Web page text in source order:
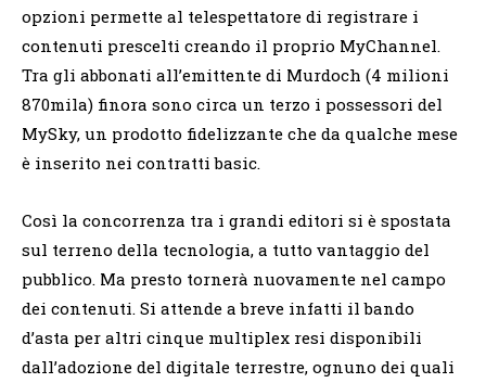
opzioni permette al telespettatore di registrare i
contenuti prescelti creando il proprio MyChannel.
Tra gli abbonati all’emittente di Murdoch (4 milioni
870mila) finora sono circa un terzo i possessori del
MySky, un prodotto fidelizzante che da qualche mese
è inserito nei contratti basic.
Così la concorrenza tra i grandi editori si è spostata
sul terreno della tecnologia, a tutto vantaggio del
pubblico. Ma presto tornerà nuovamente nel campo
dei contenuti. Si attende a breve infatti il bando
d’asta per altri cinque multiplex resi disponibili
dall’adozione del digitale terrestre, ognuno dei quali